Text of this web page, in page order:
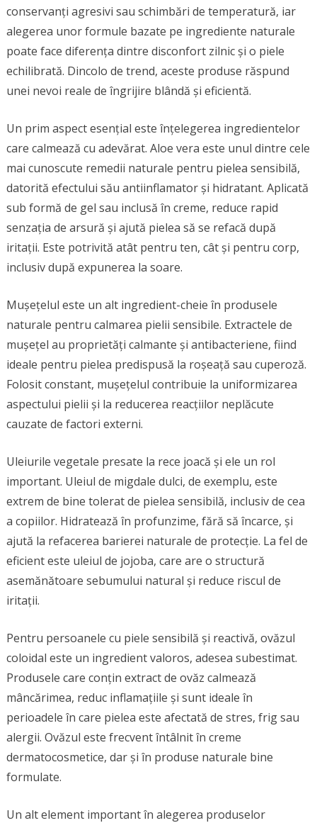
conservanți agresivi sau schimbări de temperatură, iar
alegerea unor formule bazate pe ingrediente naturale
poate face diferența dintre disconfort zilnic și o piele
echilibrată. Dincolo de trend, aceste produse răspund
unei nevoi reale de îngrijire blândă și eficientă.
Un prim aspect esențial este înțelegerea ingredientelor
care calmează cu adevărat. Aloe vera este unul dintre cele
mai cunoscute remedii naturale pentru pielea sensibilă,
datorită efectului său antiinflamator și hidratant. Aplicată
sub formă de gel sau inclusă în creme, reduce rapid
senzația de arsură și ajută pielea să se refacă după
iritații. Este potrivită atât pentru ten, cât și pentru corp,
inclusiv după expunerea la soare.
Mușețelul este un alt ingredient-cheie în produsele
naturale pentru calmarea pielii sensibile. Extractele de
mușețel au proprietăți calmante și antibacteriene, fiind
ideale pentru pielea predispusă la roșeață sau cuperoză.
Folosit constant, mușețelul contribuie la uniformizarea
aspectului pielii și la reducerea reacțiilor neplăcute
cauzate de factori externi.
Uleiurile vegetale presate la rece joacă și ele un rol
important. Uleiul de migdale dulci, de exemplu, este
extrem de bine tolerat de pielea sensibilă, inclusiv de cea
a copiilor. Hidratează în profunzime, fără să încarce, și
ajută la refacerea barierei naturale de protecție. La fel de
eficient este uleiul de jojoba, care are o structură
asemănătoare sebumului natural și reduce riscul de
iritații.
Pentru persoanele cu piele sensibilă și reactivă, ovăzul
coloidal este un ingredient valoros, adesea subestimat.
Produsele care conțin extract de ovăz calmează
mâncărimea, reduc inflamațiile și sunt ideale în
perioadele în care pielea este afectată de stres, frig sau
alergii. Ovăzul este frecvent întâlnit în creme
dermatocosmetice, dar și în produse naturale bine
formulate.
Un alt element important în alegerea produselor